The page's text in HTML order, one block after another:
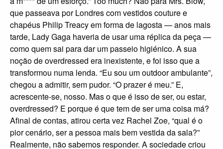
que passeava por Londres com vestidos couture e
chapéus Philip Treacy em forma de lagosta — anos mais
tarde, Lady Gaga haveria de usar uma réplica da peça —
como quem sai para dar um passeio higiénico. A sua
noção de overdressed era inexistente, e foi isso que a
transformou numa lenda. “Eu sou um outdoor ambulante”,
chegou a admitir, sem pudor. “O prazer é meu.” E,
acrescente-se, nosso. Mas o que é isso de ser, ou estar,
overdressed? E porque é que tem de ser uma coisa má?
Afinal de contas, atirou certa vez Rachel Zoe, “qual é o
pior cenário, ser a pessoa mais bem vestida da sala?”
Realmente, não sabemos responder. A sociedade criou